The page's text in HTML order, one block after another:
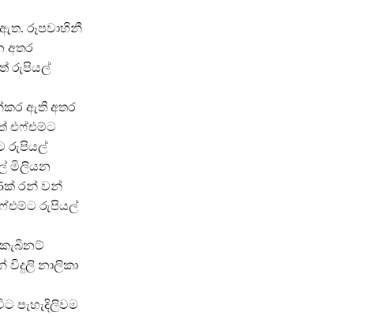
රූපවාහිනී
අතර
රුපියල්
ඇති අතර
එෆ්එම්ට
රුපියල්
මිලියන
රන් වන්
රුපියල්
විදුලි නාලිකා
පැහැදිලිවම